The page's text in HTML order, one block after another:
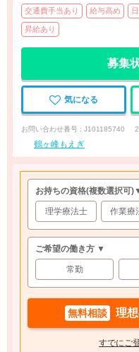
交通費手当あり 給与高め
昇給あり
募集
気になる
お問い合わせ番号 : J101185740
鶴ヶ峰もえぎ
お持ちの資格(複数選択可)
理学療法士 作業療
ご希望の働き方 ▼
常勤
無料相談 理
すでにご